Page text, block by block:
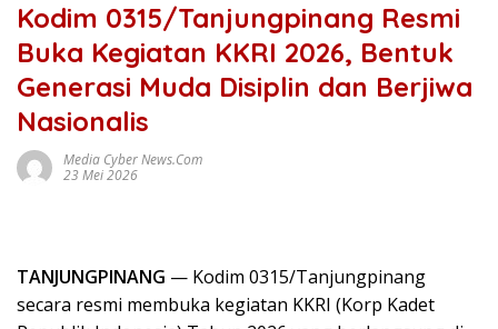
Kodim 0315/Tanjungpinang Resmi
Buka Kegiatan KKRI 2026, Bentuk
Generasi Muda Disiplin dan Berjiwa
Nasionalis
Media Cyber News.Com
23 Mei 2026
TANJUNGPINANG — Kodim 0315/Tanjungpinang
secara resmi membuka kegiatan KKRI (Korp Kadet